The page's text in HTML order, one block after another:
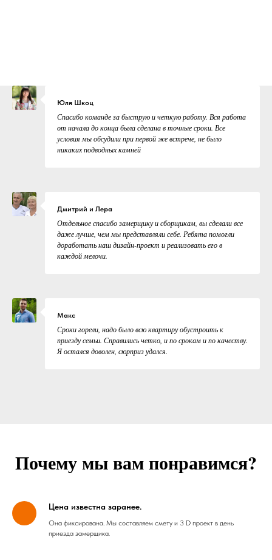
Юля Шкоц
Спасибо команде за быструю и четкую работу. Вся работа
от начала до конца была сделана в точные сроки. Все
условия мы обсудили при первой же встрече, не было
никаких подводных камней
Дмитрий и Лера
Отдельное спасибо замерщику и сборщикам, вы сделали все
даже лучше, чем мы представляли себе. Ребята помогли
доработать наш дизайн-проект и реализовать его в
каждой мелочи.
Макс
Сроки горели, надо было всю квартиру обустроить к
приезду семьи. Справились четко, и по срокам и по качеству.
Я остался доволен, сюрприз удался.
Почему мы вам понравимся?
Цена известна заранее.
Она фиксирована. Мы составляем смету и 3 D проект в день
приезда замерщика.